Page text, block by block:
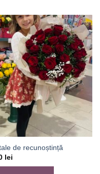
de recunoștință
lei